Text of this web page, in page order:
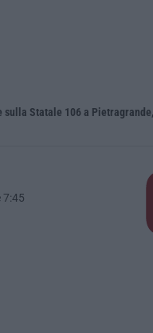
sulla Statale 106 a
7:45